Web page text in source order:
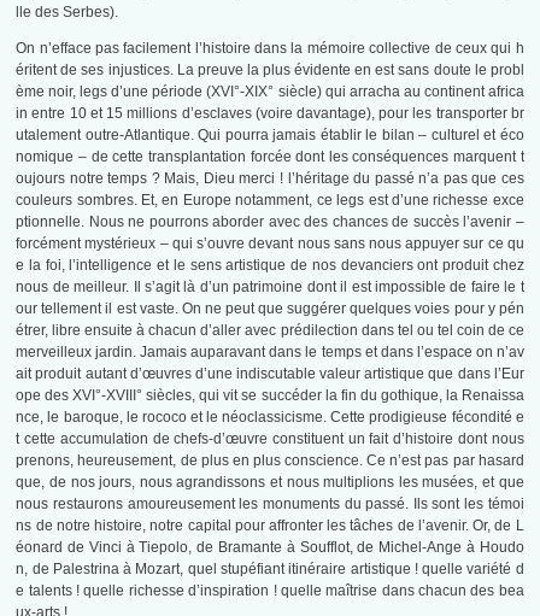
lle des Serbes).
On n’efface pas facilement l’histoire dans la mémoire collective de ceux qui h
éritent de ses injustices. La preuve la plus évidente en est sans doute le probl
ème noir, legs d’une période (XVI°-XIX° siècle) qui arracha au continent africa
in entre 10 et 15 millions d’esclaves (voire davantage), pour les transporter br
utalement outre-Atlantique. Qui pourra jamais établir le bilan – culturel et éco
nomique – de cette transplantation forcée dont les conséquences marquent t
oujours notre temps ? Mais, Dieu merci ! l’héritage du passé n’a pas que ces
couleurs sombres. Et, en Europe notamment, ce legs est d’une richesse exce
ptionnelle. Nous ne pourrons aborder avec des chances de succès l’avenir –
forcément mystérieux – qui s’ouvre devant nous sans nous appuyer sur ce qu
e la foi, l’intelligence et le sens artistique de nos devanciers ont produit chez
nous de meilleur. Il s’agit là d’un patrimoine dont il est impossible de faire le t
our tellement il est vaste. On ne peut que suggérer quelques voies pour y pén
étrer, libre ensuite à chacun d’aller avec prédilection dans tel ou tel coin de ce
merveilleux jardin. Jamais auparavant dans le temps et dans l’espace on n’av
ait produit autant d’œuvres d’une indiscutable valeur artistique que dans l’Eur
ope des XVI°-XVIII° siècles, qui vit se succéder la fin du gothique, la Renaissa
nce, le baroque, le rococo et le néoclassicisme. Cette prodigieuse fécondité e
t cette accumulation de chefs-d’œuvre constituent un fait d’histoire dont nous
prenons, heureusement, de plus en plus conscience. Ce n’est pas par hasard
que, de nos jours, nous agrandissons et nous multiplions les musées, et que
nous restaurons amoureusement les monuments du passé. Ils sont les témoi
ns de notre histoire, notre capital pour affronter les tâches de l’avenir. Or, de L
éonard de Vinci à Tiepolo, de Bramante à Soufflot, de Michel-Ange à Houdo
n, de Palestrina à Mozart, quel stupéfiant itinéraire artistique ! quelle variété d
e talents ! quelle richesse d’inspiration ! quelle maîtrise dans chacun des bea